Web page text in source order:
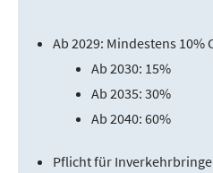
Ab 2029: Mindestens 10%
Ab 2030: 15%
Ab 2035: 30%
Ab 2040: 60%
Pflicht für